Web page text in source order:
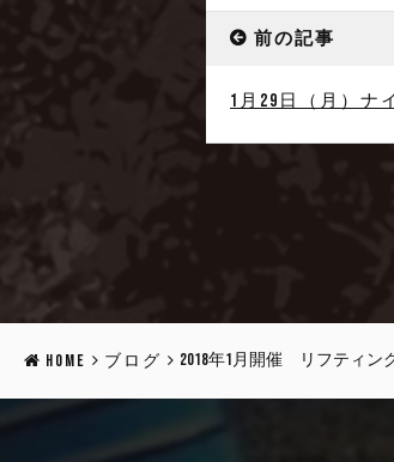
前の記事
1月29日（月）ナ
HOME ブログ 2018年1月開催 リフティン